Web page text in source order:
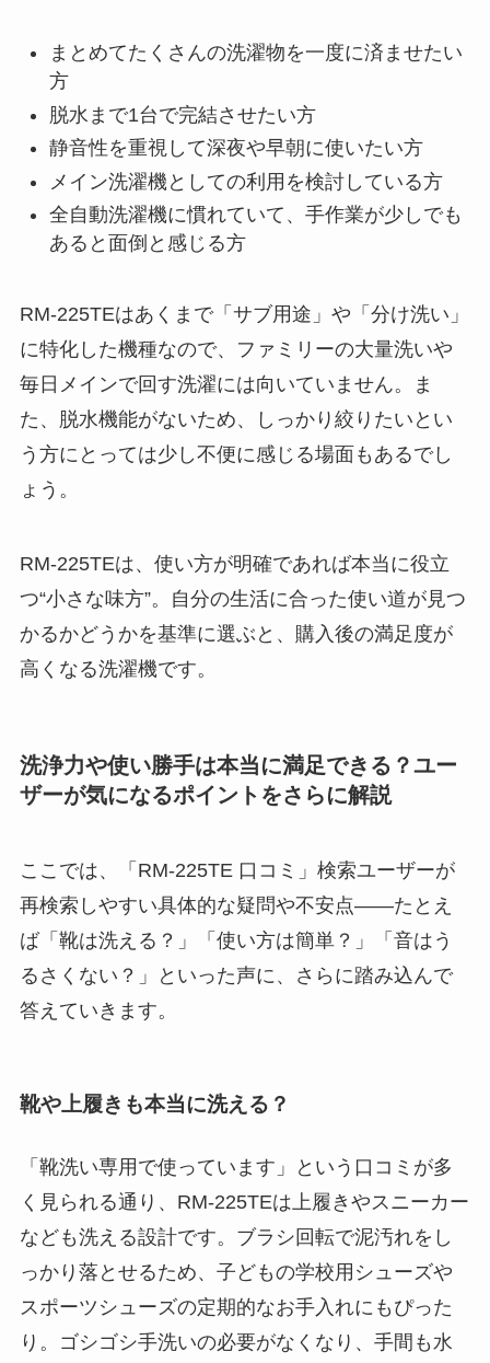
まとめてたくさんの洗濯物を一度に済ませたい
方
脱水まで1台で完結させたい方
静音性を重視して深夜や早朝に使いたい方
メイン洗濯機としての利用を検討している方
全自動洗濯機に慣れていて、手作業が少しでも
あると面倒と感じる方
RM-225TEはあくまで「サブ用途」や「分け洗い」
に特化した機種なので、ファミリーの大量洗いや
毎日メインで回す洗濯には向いていません。ま
た、脱水機能がないため、しっかり絞りたいとい
う方にとっては少し不便に感じる場面もあるでし
ょう。
RM-225TEは、使い方が明確であれば本当に役立
つ“小さな味方”。自分の生活に合った使い道が見つ
かるかどうかを基準に選ぶと、購入後の満足度が
高くなる洗濯機です。
洗浄力や使い勝手は本当に満足できる？ユー
ザーが気になるポイントをさらに解説
ここでは、「RM-225TE 口コミ」検索ユーザーが
再検索しやすい具体的な疑問や不安点——たとえ
ば「靴は洗える？」「使い方は簡単？」「音はう
るさくない？」といった声に、さらに踏み込んで
答えていきます。
靴や上履きも本当に洗える？
「靴洗い専用で使っています」という口コミが多
く見られる通り、RM-225TEは上履きやスニーカー
なども洗える設計です。ブラシ回転で泥汚れをし
っかり落とせるため、子どもの学校用シューズや
スポーツシューズの定期的なお手入れにもぴった
り。ゴシゴシ手洗いの必要がなくなり、手間も水